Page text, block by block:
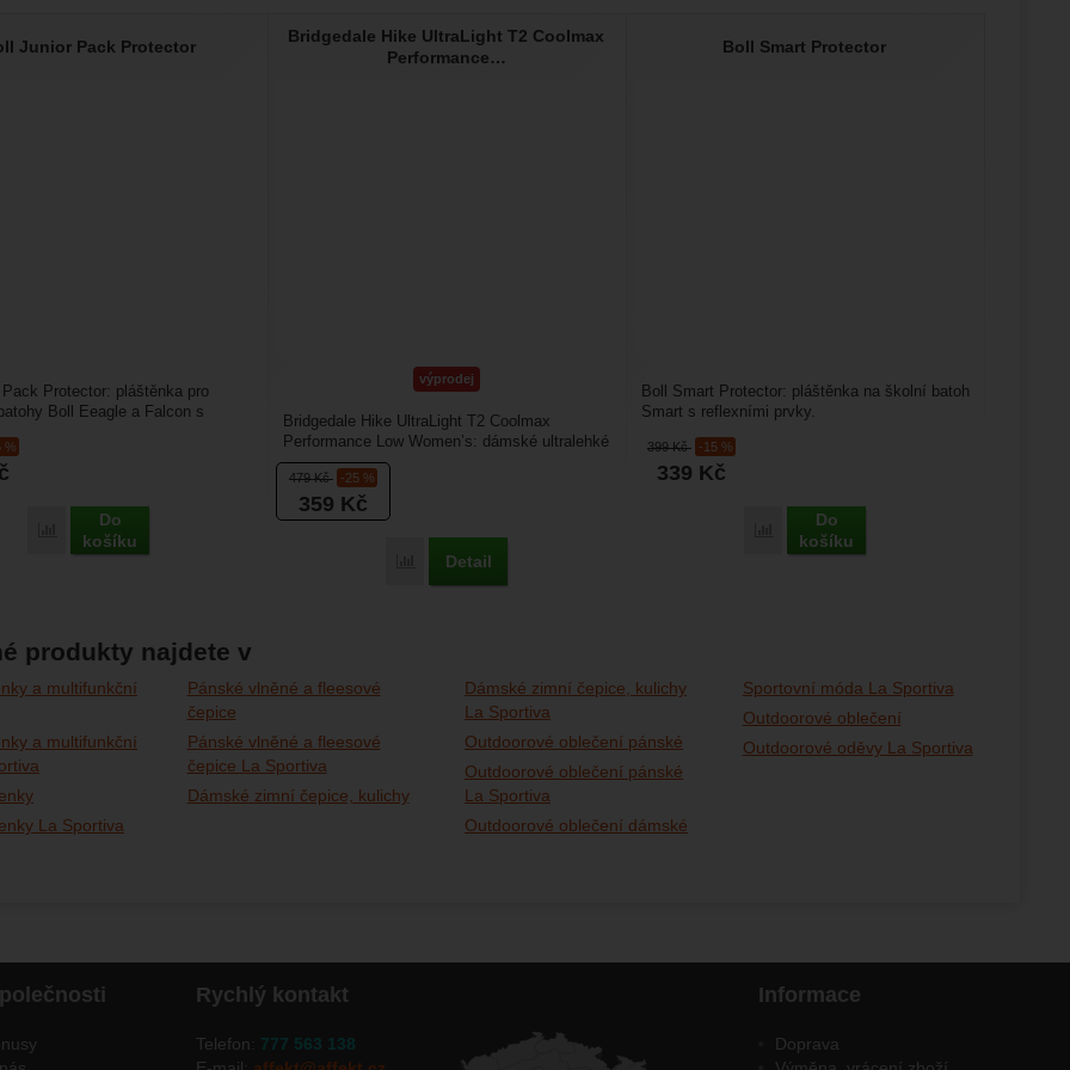
Junior Pack Protector
%
Porovnat
Do
košíku
Protector: pláštěnka pro
Boll Eeagle a Falcon s
Bridgedale Hike UltraLight T2 Coolmax
Performance…
výprodej
479Kč -25 %
359 Kč
Porovnat
Detail
Bridgedale Hike UltraLight T2 Coolmax
Performance Low Women’s: dámské ultralehké
ponožky vhodné na sport....
Boll Smart Protector
399Kč -15 %
339 Kč
Porovnat
Do
košíku
Boll Smart Protector: pláštěnka na školní batoh
Smart s reflexními prvky.
produkty najdete v
a multifunkční
a multifunkční
La Sportiva
Pánské vlněné a fleesové
čepice
Pánské vlněné a fleesové
čepice La Sportiva
Dámské zimní čepice, kulichy
Dámské zimní čepice, kulichy
La Sportiva
Outdoorové oblečení pánské
Outdoorové oblečení pánské
La Sportiva
Outdoorové oblečení dámské
Sportovní móda La Sportiva
Outdoorové oblečení
Outdoorové oděvy La Sportiva
Rychlý kontakt
Telefon: 777 563 138
Informace
Doprava